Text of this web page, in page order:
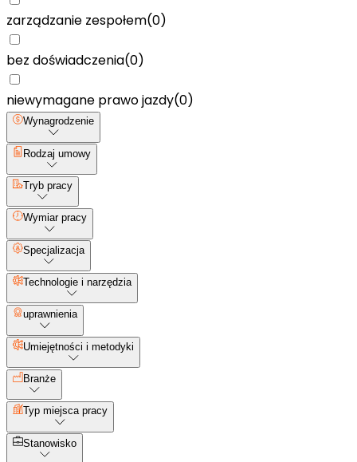
zarządzanie zespołem(0)
bez doświadczenia(0)
niewymagane prawo jazdy(0)
Wynagrodzenie
Rodzaj umowy
Tryb pracy
Wymiar pracy
Specjalizacja
Technologie i narzędzia
uprawnienia
Umiejętności i metodyki
Branże
Typ miejsca pracy
Stanowisko